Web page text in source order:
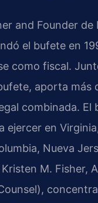
and Founder
el bufete en
como fiscal.
aporta más
combinada. El
ejercer en
Nueva
M. Fisher,